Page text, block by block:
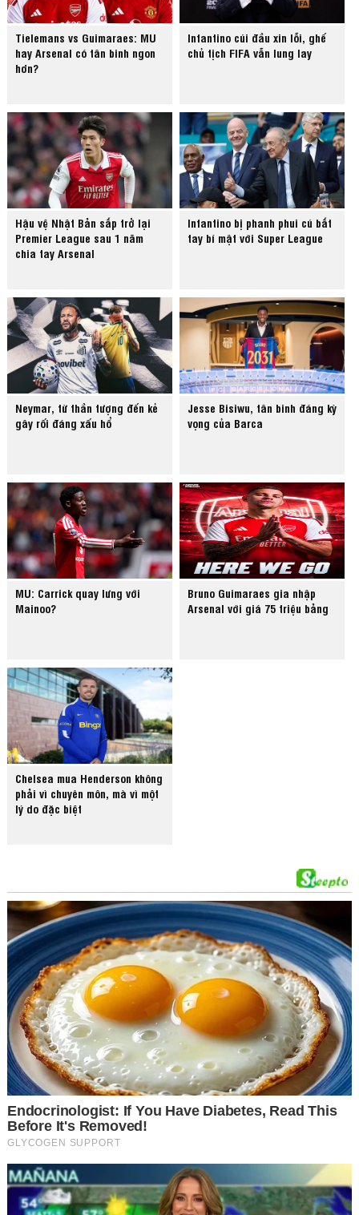
Tielemans vs Guimaraes: MU
hay Arsenal có tân binh ngon
hơn?
Infantino cúi đầu xin lỗi, ghế
chủ tịch FIFA vẫn lung lay
Hậu vệ Nhật Bản sắp trở lại
Premier League sau 1 năm
chia tay Arsenal
Infantino bị phanh phui cú bắt
tay bí mật với Super League
Neymar, từ thần tượng đến kẻ
gây rối đáng xấu hổ
Jesse Bisiwu, tân binh đáng kỳ
vọng của Barca
MU: Carrick quay lưng với
Mainoo?
Bruno Guimaraes gia nhập
Arsenal với giá 75 triệu bảng
Chelsea mua Henderson không
phải vì chuyên môn, mà vì một
lý do đặc biệt